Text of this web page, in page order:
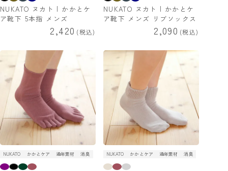
NUKATO ヌカト | かかとケ
ア靴下 5本指 メンズ
2,420 税込
NUKATO ヌカト | かかとケ
ア靴下 メンズ リブソックス
2,090 税込
NUKATO かかとケア 通年素材 消臭 NUKATO かかとケア 通年素材 消臭